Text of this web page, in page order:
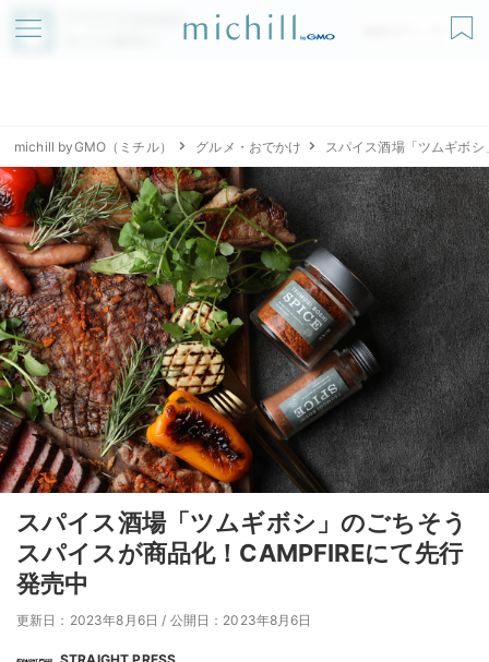
アプリでmichillが
無料ダウンロード
michill byGMO（ミチル） グルメ・おでかけ スパイス酒場「ツムギボ
スパイス酒場「ツムギボシ」のごちそう
スパイスが商品化！CAMPFIREにて先行
発売中
更新日：2023年8月6日 / 公開日：2023年8月6日